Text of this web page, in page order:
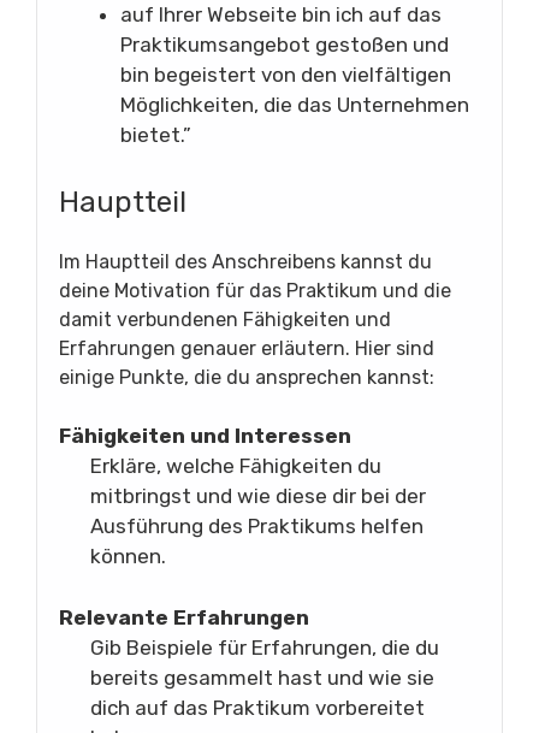
auf Ihrer Webseite bin ich auf das
Praktikumsangebot gestoßen und
bin begeistert von den vielfältigen
Möglichkeiten, die das Unternehmen
bietet.”
Hauptteil
Im Hauptteil des Anschreibens kannst du
deine Motivation für das Praktikum und die
damit verbundenen Fähigkeiten und
Erfahrungen genauer erläutern. Hier sind
einige Punkte, die du ansprechen kannst:
Fähigkeiten und Interessen
Erkläre, welche Fähigkeiten du
mitbringst und wie diese dir bei der
Ausführung des Praktikums helfen
können.
Relevante Erfahrungen
Gib Beispiele für Erfahrungen, die du
bereits gesammelt hast und wie sie
dich auf das Praktikum vorbereitet